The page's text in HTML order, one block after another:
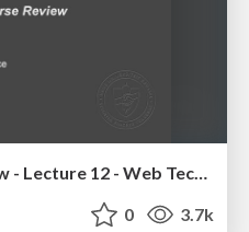
Future Trends and Review - Lecture 12 - Web Technologies (1019888BNR)
0 3.7k